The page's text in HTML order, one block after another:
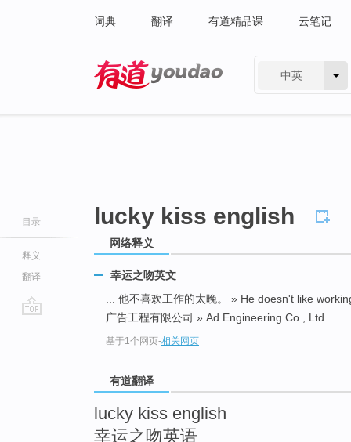
词典 翻译 有道精品课 云笔记
中英
目录
释义
翻译
lucky kiss english
网络释义
幸运之吻英文
... 他不喜欢工作的太晚。 » He doesn't like
广告工程有限公司 » Ad Engineering Co., Ltd. ...
基于1个网页-相关网页
有道翻译
lucky kiss english
幸运之吻英语